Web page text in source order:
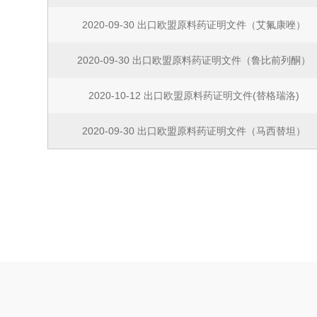
2020-09-30 出口欧盟原料药证明文件（艾氟康唑）
2020-09-30 出口欧盟原料药证明文件（鲁比前列酮）
2020-10-12 出口欧盟原料药证明文件(替格瑞洛)
2020-09-30 出口欧盟原料药证明文件（马西替坦）